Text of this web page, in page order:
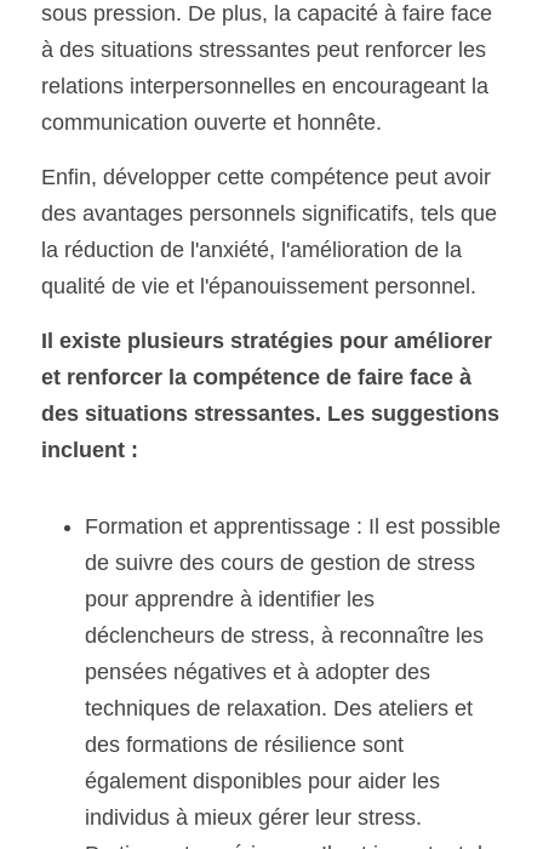
sous pression. De plus, la capacité à faire face
à des situations stressantes peut renforcer les
relations interpersonnelles en encourageant la
communication ouverte et honnête.
Enfin, développer cette compétence peut avoir
des avantages personnels significatifs, tels que
la réduction de l'anxiété, l'amélioration de la
qualité de vie et l'épanouissement personnel.
Il existe plusieurs stratégies pour améliorer
et renforcer la compétence de faire face à
des situations stressantes. Les suggestions
incluent :
Formation et apprentissage : Il est possible
de suivre des cours de gestion de stress
pour apprendre à identifier les
déclencheurs de stress, à reconnaître les
pensées négatives et à adopter des
techniques de relaxation. Des ateliers et
des formations de résilience sont
également disponibles pour aider les
individus à mieux gérer leur stress.